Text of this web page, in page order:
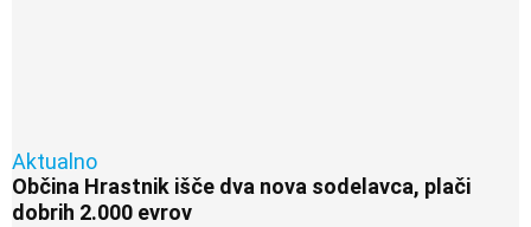
Aktualno
Občina Hrastnik išče dva nova sodelavca, plači
dobrih 2.000 evrov